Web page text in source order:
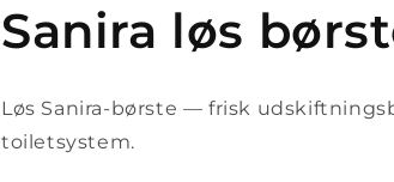
Sanira løs
Løs Sanira-børste — frisk
toiletsystem.